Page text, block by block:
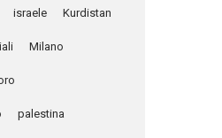
israele Kurdistan
Milano
palestina